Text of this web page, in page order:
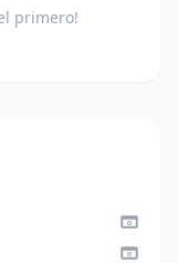
primero!